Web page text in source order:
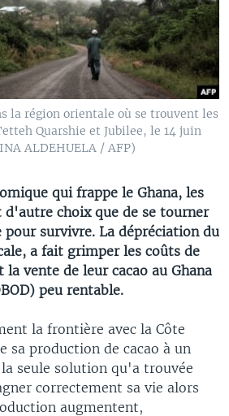
la région orientale où se trouvent les
Quarshie et Jubilee, le 14 juin
ALDEHUELA / AFP)
qui frappe le Ghana, les
d'autre choix que de se tourner
pour survivre. La dépréciation du
a fait grimper les coûts de
vente de leur cacao au Ghana
peu rentable.
la frontière avec la Côte
sa production de cacao à un
seule solution qu'a trouvée
correctement sa vie alors
augmentent,